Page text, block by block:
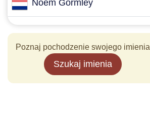
Noem Gormley
Poznaj pochodzenie swojego imienia
Szukaj imienia